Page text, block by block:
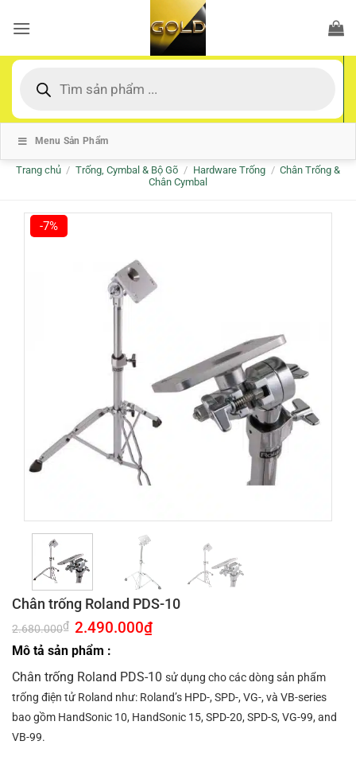
qua
dung
kiếm
Menu Sản Phẩm
Trang chủ / Trống, Cymbal & Bộ Gõ / Hardware Trống / Chân Trống &
Chân Cymbal
-7%
Chân trống Roland PDS-10
2.680.000₫ Giá
gốc
là:
2.680.000₫.
2.490.000₫Giá
2.490.000₫.
Mô tả sản phẩm :
Chân trống Roland PDS-10 sử dụng cho các dòng sản phẩm
trống điện tử Roland như: Roland’s HPD-, SPD-, VG-, và VB-series
bao gồm HandSonic 10, HandSonic 15, SPD-20, SPD-S, VG-99, and
VB-99.